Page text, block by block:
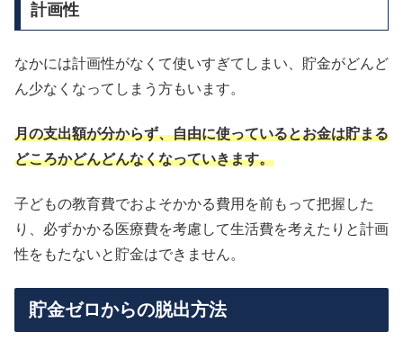
計画性
なかには計画性がなくて使いすぎてしまい、貯金がどんど
ん少なくなってしまう方もいます。
月の支出額が分からず、自由に使っているとお金は貯まる
どころかどんどんなくなっていきます。
子どもの教育費でおよそかかる費用を前もって把握した
り、必ずかかる医療費を考慮して生活費を考えたりと計画
性をもたないと貯金はできません。
貯金ゼロからの脱出方法